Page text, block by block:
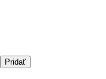
Pridať